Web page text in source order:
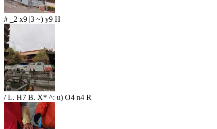
# _2 x9 |3 ~) y9 H
/ L. H7 B. X* ^: u) O4 n4 R